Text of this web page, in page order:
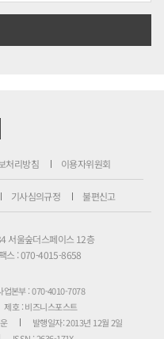
처리방침 이용자위원회
기사심의규정 불편신고
서울숲더스페이스 12층
스 : 070-4015-8658
업본부 : 070-4010-7078
제호 : 비즈니스포스트
발행일자: 2013년 12월 2일